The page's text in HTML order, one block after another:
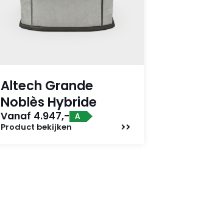
Altech Grande
Noblès Hybride
Vanaf 4.947,- A
Product bekijken